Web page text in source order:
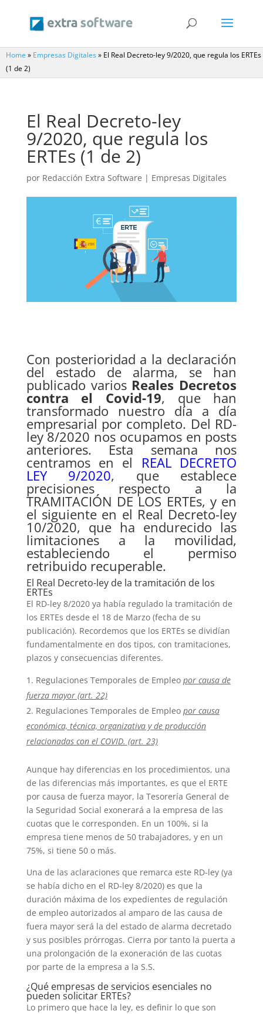
Home » Empresas Digitales» El Real Decreto-ley 9/2020, que regula los ERTEs
(1 de 2)
El Real Decreto-ley
9/2020, que regula los
ERTEs (1 de 2)
por Redacción Extra Software | Empresas Digitales
Con posterioridad a la declaración
del estado de alarma, se han
publicado varios Reales Decretos
contra el Covid-19, que han
transformado nuestro día a día
empresarial por completo. Del RD-
ley 8/2020 nos ocupamos en posts
anteriores. Esta semana nos
centramos en el REAL DECRETO
LEY 9/2020, que establece
precisiones respecto a la
TRAMITACIÓN DE LOS ERTEs, y en
el siguiente en el Real Decreto-ley
10/2020, que ha endurecido las
limitaciones a la movilidad,
estableciendo el permiso
retribuido recuperable.
El Real Decreto-ley de la tramitación de los
ERTEs
El RD-ley 8/2020 ya había regulado la tramitación de
los ERTEs desde el 18 de Marzo (fecha de su
publicación). Recordemos que los ERTEs se dividían
fundamentalmente en dos tipos, con tramitaciones,
plazos y consecuencias diferentes.
Regulaciones Temporales de Empleo por causa de
fuerza mayor (art. 22)
Regulaciones Temporales de Empleo por causa
económica, técnica, organizativa y de producción
relacionadas con el COVID. (art. 23)
Aunque hay diferencias en los procedimientos, una
de las diferencias más importantes, es que el ERTE
por causa de fuerza mayor, la Tesorería General de
la Seguridad Social exonerará a la empresa de las
cuotas que le corresponden. En un 100%, si la
empresa tiene menos de 50 trabajadores, y en un
75%, si tiene 50 o más.
Una de las aclaraciones que remarca este RD-ley (ya
se había dicho en el RD-ley 8/2020) es que la
duración máxima de los expedientes de regulación
de empleo autorizados al amparo de las causa de
fuera mayor será la del estado de alarma decretado
y sus posibles prórrogas. Cierra por tanto la puerta a
una prolongación de la exoneración de las cuotas
por parte de la empresa a la S.S.
¿Qué empresas de servicios esenciales no
pueden solicitar ERTEs?
Lo primero que hace la ley, es definir lo que son